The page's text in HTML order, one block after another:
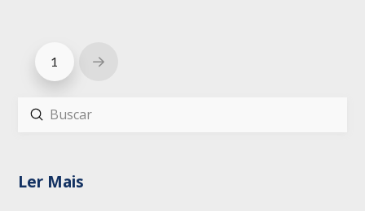
1 Next
Buscar
Enviar
Ler Mais